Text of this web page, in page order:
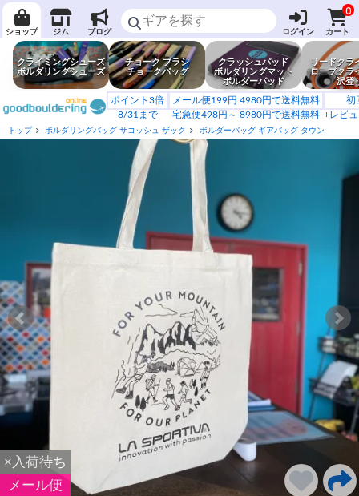
ショップ ジム ブログ ログイン
0
カート
クライミングシューズ
ボルダリングシューズ
チョーク ブラシ
チョークバッグ
クラッシュパッド
ボルダリングマット
ボルダーパッド
リードクラ
ロープクラ
沢登
ポイント3倍
8/31まで
メール便199円 4980円で送料無料
宅急便498円～ 8980円で送料無料
初
+レビ
トップ ボルダリングバッグ サコッシュ ザック ボルダーバッグ ギアバッグ タウン
×入荷待ち
メール便